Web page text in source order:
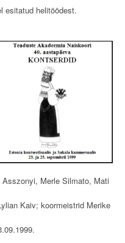
esitatud helitöödest.
Merle Silmato, Mati
Kaiv; koormeistrid Merike